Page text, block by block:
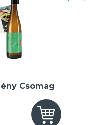
Csomag